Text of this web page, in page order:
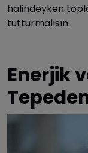
halindeyken
tutturmalısın.
Enerjik